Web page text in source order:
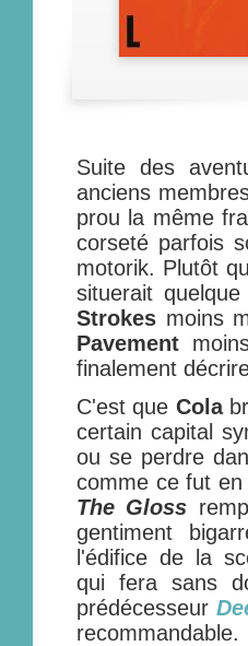
Suite des
anciens
prou la même
corseté parfois
motorik. Plutôt
situerait
Strokes moins
Pavement
finalement
C'est que Cola
certain capital
ou se perdre
comme ce fut
The Gloss
gentiment
l'édifice de la
qui fera sans
prédécesseur
recommandable.